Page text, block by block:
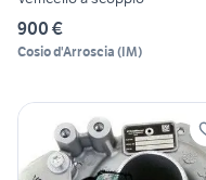
900 €
Cosio d'Arroscia (IM)